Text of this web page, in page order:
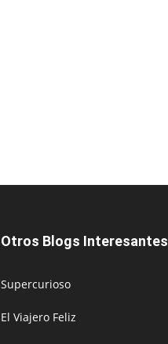
Otros Blogs Interesantes
Supercurioso
El Viajero Feliz